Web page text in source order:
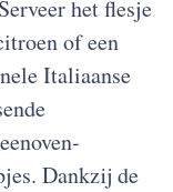
het flesje
of een
Italiaanse
Dankzij de